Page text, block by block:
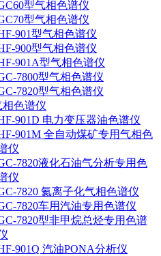
型气相色谱仪
型气相色谱仪
901型气相色谱仪
900型气相色谱仪
901A型气相色谱仪
7800型气相色谱仪
7820型气相色谱仪
色谱仪
901D 电力变压器油色谱仪
901M 全自动煤矿专用气相色
仪
7820液化石油气分析专用色
仪
7820 氦离子化气相色谱仪
7820车用汽油专用色谱仪
7820型非甲烷总烃专用色谱
901Q 汽油PONA分析仪